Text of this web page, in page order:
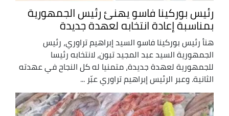
رئيس بوركينا فاسو يهنئ رئيس الجمهورية
بمناسبة إعادة انتخابه لعهدة جديدة
هنأ رئيس بوركينا فاسو السيد إبراهيم تراوري، رئيس
الجمهورية السيد عبد المجيد تبون، لانتخابه رئيسا
للجمهورية لعهدة جديدة، متمنيا له كل النجاح في عهدته
الثانية. وعبر الرئيس إبراهيم تراوري عبّر ...